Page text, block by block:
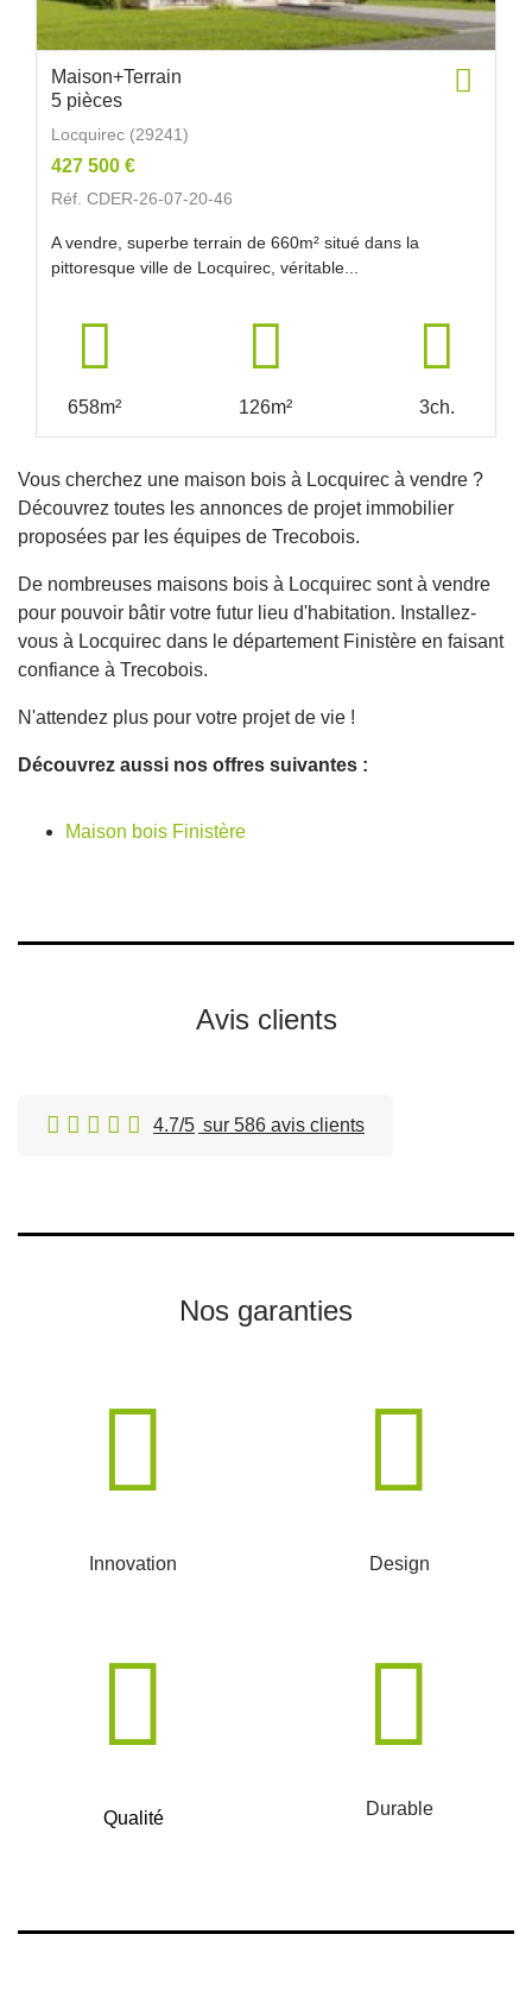
Maison+Terrain
5 pièces
Locquirec (29241)
427 500 €
Réf. CDER-26-07-20-46
A vendre, superbe terrain de 660m² situé dans la
pittoresque ville de Locquirec, véritable...
658m² 126m² 3ch.
Vous cherchez une maison bois à Locquirec à vendre ?
Découvrez toutes les annonces de projet immobilier
proposées par les équipes de Trecobois.
De nombreuses maisons bois à Locquirec sont à vendre
pour pouvoir bâtir votre futur lieu d'habitation. Installez-
vous à Locquirec dans le département Finistère en faisant
confiance à Trecobois.
N'attendez plus pour votre projet de vie !
Découvrez aussi nos offres suivantes :
Maison bois Finistère
Avis clients
4.7/5 sur 586 avis clients
Nos garanties
Innovation Design
Qualité Durable